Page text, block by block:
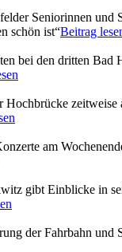
Seniorinnen und
schön ist“Beitrag
bei den dritten Bad
Hochbrücke zeitweise
am
gibt Einblicke in
der Fahrbahn und